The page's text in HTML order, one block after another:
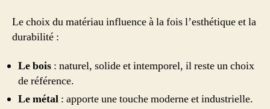
Le choix du matériau influence à la fois l’esthétique et la
durabilité :
Le bois : naturel, solide et intemporel, il reste un choix
de référence.
Le métal : apporte une touche moderne et industrielle.